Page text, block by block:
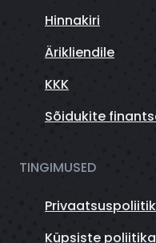
Hinnakiri
Ärikliendile
KKK
Sõidukite
TINGIMUSED
Küpsiste poliitika